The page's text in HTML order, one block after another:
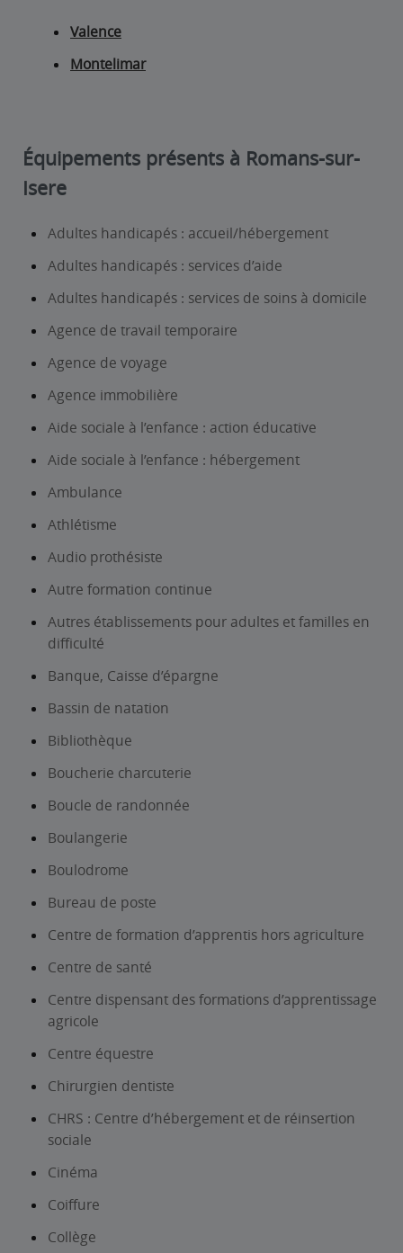
Valence
Montelimar
Équipements présents à Romans-sur-
Isere
Adultes handicapés : accueil/hébergement
Adultes handicapés : services d’aide
Adultes handicapés : services de soins à domicile
Agence de travail temporaire
Agence de voyage
Agence immobilière
Aide sociale à l’enfance : action éducative
Aide sociale à l’enfance : hébergement
Ambulance
Athlétisme
Audio prothésiste
Autre formation continue
Autres établissements pour adultes et familles en
difficulté
Banque, Caisse d’épargne
Bassin de natation
Bibliothèque
Boucherie charcuterie
Boucle de randonnée
Boulangerie
Boulodrome
Bureau de poste
Centre de formation d’apprentis hors agriculture
Centre de santé
Centre dispensant des formations d’apprentissage
agricole
Centre équestre
Chirurgien dentiste
CHRS : Centre d’hébergement et de réinsertion
sociale
Cinéma
Coiffure
Collège